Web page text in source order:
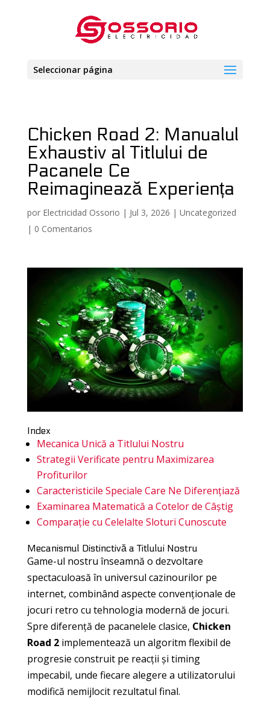
Seleccionar página
Chicken Road 2: Manualul
Exhaustiv al Titlului de
Pacanele Ce
Reimaginează Experiența
por Electricidad Ossorio | Jul 3, 2026 | Uncategorized
| 0 Comentarios
Index
Mecanica Unică a Titlului Nostru
Strategii Verificate pentru Maximizarea
Profiturilor
Caracteristicile Speciale Care Ne Diferențiază
Examinarea Matematică a Cotelor de Câștig
Comparație cu Celelalte Sloturi Cunoscute
Mecanismul Distinctivă a Titlului Nostru
Game-ul nostru înseamnă o dezvoltare
spectaculoasă în universul cazinourilor pe
internet, combinând aspecte convenționale de
jocuri retro cu tehnologia modernă de jocuri.
Spre diferență de pacanelele clasice, Chicken
Road 2implementează un algoritm flexibil de
progresie construit pe reacții și timing
impecabil, unde fiecare alegere a utilizatorului
modifică nemijlocit rezultatul final.